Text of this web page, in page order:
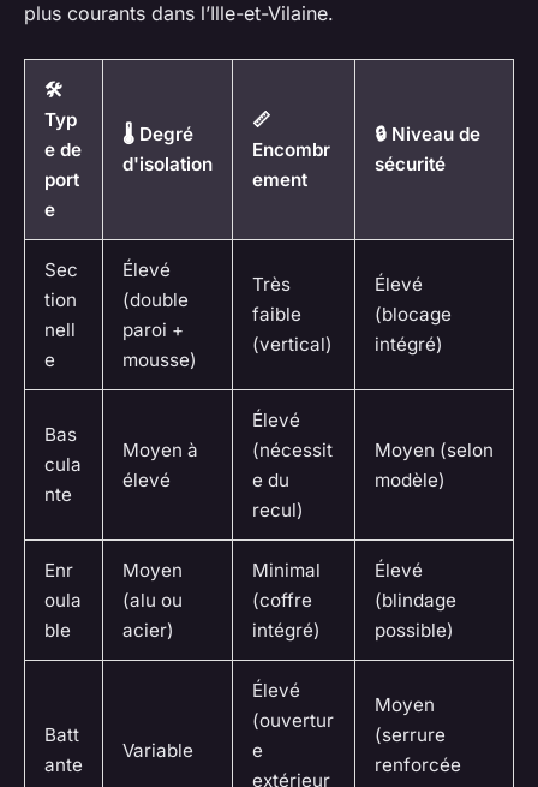
plus courants dans l’Ille-et-Vilaine.
🛠️
Typ
e de
port
e
🌡️ Degré
d'isolation
📏
Encombr
ement
🔒 Niveau de
sécurité
Sec
tion
nell
e
Élevé
(double
paroi +
mousse)
Très
faible
(vertical)
Élevé
(blocage
intégré)
Bas
cula
nte
Moyen à
élevé
Élevé
(nécessit
e du
recul)
Moyen (selon
modèle)
Enr
oula
ble
Moyen
(alu ou
acier)
Minimal
(coffre
intégré)
Élevé
(blindage
possible)
Batt
ante
Variable
Élevé
(ouvertur
e
extérieur
Moyen
(serrure
renforcée